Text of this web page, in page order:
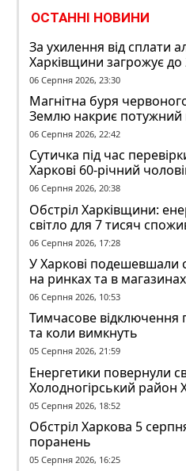
ОСТАННІ НОВИНИ
За ухилення від сплати
Харківщини загрожує
волі
06 Серпня 2026, 23:30
Магнітна буря
Землю накриє потужний
06 Серпня 2026, 22:42
Сутичка під час
Харкові 60-річний
конфлікті з ТЦК
06 Серпня 2026, 20:38
Обстріл Харківщини:
світло для 7 тисяч
06 Серпня 2026, 17:28
У Харкові подешевшали
на ринках та в магазинах
06 Серпня 2026, 10:53
Тимчасове відключення
та коли вимкнуть
05 Серпня 2026, 21:59
Енергетики повернули
Холодногірський район
ворожого обстрілу
05 Серпня 2026, 18:52
Обстріл Харкова 5
поранень
05 Серпня 2026, 16:25